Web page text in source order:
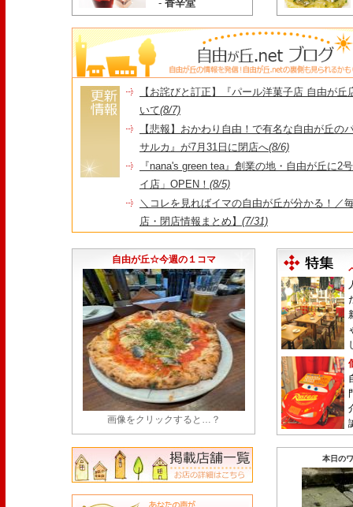
- 香辛堂
【お詫びと訂正】『パール洋菓子店 自由が
いて(8/7)
【悲報】おかわり自由！で有名な自由が丘の
サルカ』が7月31日に閉店へ(8/6)
『nana's green tea』創業の地・自由が丘に2
イ店」OPEN！ (8/5)
＼コレを見ればイマの自由が丘が分かる！／
店・閉店情報まとめ】 (7/31)
永久パス配布も！
自由が丘☆今週の１コマ
画像をクリックすると…？
本日の